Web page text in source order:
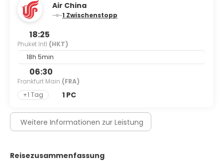
Air China
1 Zwischenstopp
18:25
Phuket Intl (HKT)
18h 5min
06:30
Frankfurt Main (FRA)
+1 Tag
1 PC
Weitere Informationen zur Leistung
Reisezusammenfassung